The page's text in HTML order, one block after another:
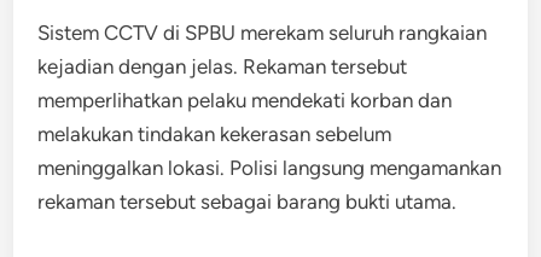
Sistem CCTV di SPBU merekam seluruh rangkaian
kejadian dengan jelas. Rekaman tersebut
memperlihatkan pelaku mendekati korban dan
melakukan tindakan kekerasan sebelum
meninggalkan lokasi. Polisi langsung mengamankan
rekaman tersebut sebagai barang bukti utama.